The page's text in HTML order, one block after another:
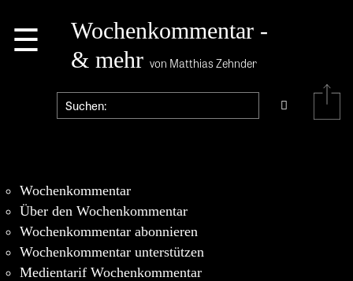
☰
Wochenkommentar -
& mehr von Matthias Zehnder
Wochenkommentar
Über den Wochenkommentar
Wochenkommentar abonnieren
Wochenkommentar unterstützen
Medientarif Wochenkommentar